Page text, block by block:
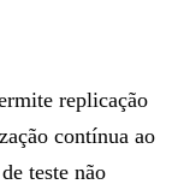
replicação
contínua ao
teste não